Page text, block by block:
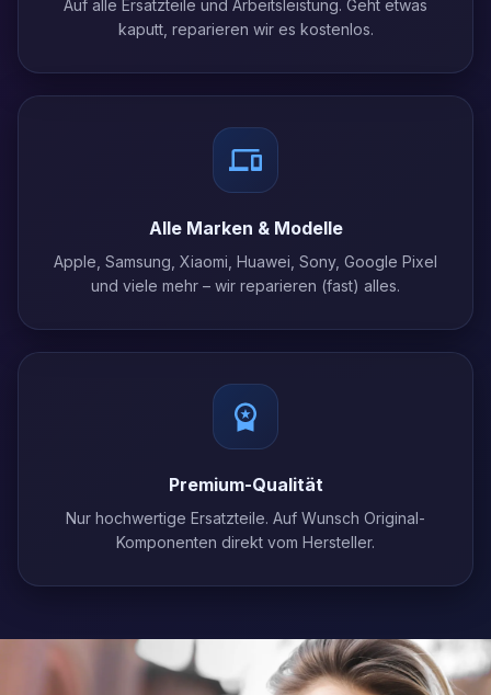
Auf alle Ersatzteile und Arbeitsleistung. Geht etwas
kaputt, reparieren wir es kostenlos.
Alle Marken & Modelle
Apple, Samsung, Xiaomi, Huawei, Sony, Google Pixel
und viele mehr – wir reparieren (fast) alles.
Premium-Qualität
Nur hochwertige Ersatzteile. Auf Wunsch Original-
Komponenten direkt vom Hersteller.